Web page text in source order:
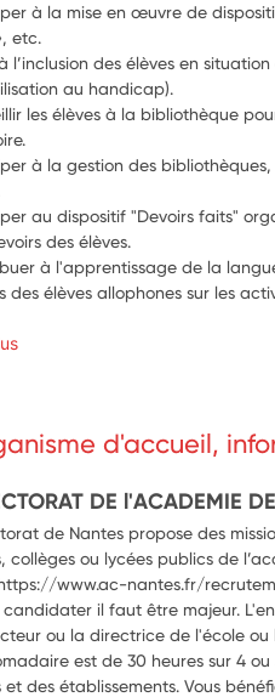
à la mise en œuvre de
etc.
l’inclusion des élèves en
au handicap).
les élèves à la bibliothèque
à la gestion des
au dispositif "Devoirs faits"
des élèves.
à l'apprentissage de la
des élèves allophones sur les
d'accueil,
DE l'ACADEMIE
de Nantes propose des
collèges ou lycées publics de
www.ac-nantes.fr/
candidater il faut être majeur.
ou la directrice de l'école ou
est de 30 heures sur 4 ou
et des établissements. Vous